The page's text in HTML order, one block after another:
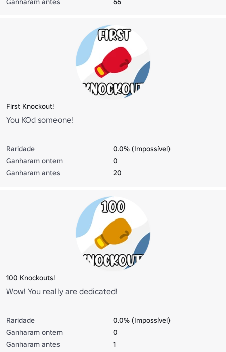
First Knockout!
You KOd someone!
Raridade
0.0% (Impossível)
Ganharam ontem
0
Ganharam antes
20
100 Knockouts!
Wow! You really are dedicated!
Raridade
0.0% (Impossível)
Ganharam ontem
0
Ganharam antes
1